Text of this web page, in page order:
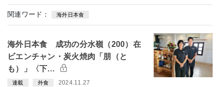
関連ワード： 海外日本食
海外日本食 成功の分水嶺（200）在
ビエンチャン・炭火焼肉「朋（と
も）」〈下…
連載 外食 2024.11.27